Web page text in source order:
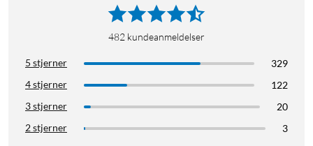
482 kundeanmeldelser
5 stjerner
329
4 stjerner
122
3 stjerner
20
2 stjerner
3